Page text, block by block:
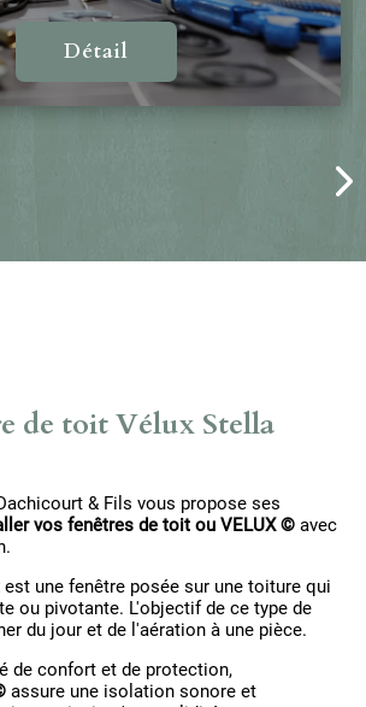
Détail
de toit Vélux Stella
& Fils vous propose ses
vos fenêtres de toit ou VELUX © avec
est une fenêtre posée sur une toiture qui
ou pivotante. L'objectif de ce type de
du jour et de l'aération à une pièce.
de confort et de protection,
assure une isolation sonore et